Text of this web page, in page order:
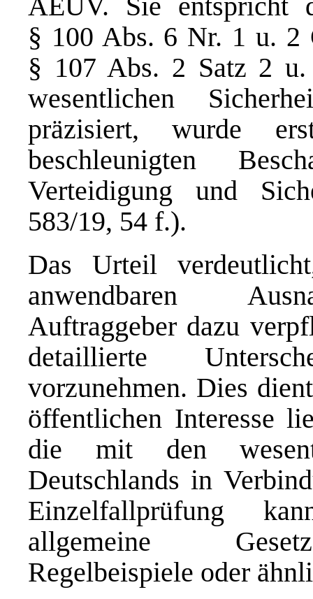
§ 100 Abs. 6 Nr. 1 u. 2
§ 107 Abs. 2 Satz 2
wesentlichen
präzisiert, wurde
beschleunigten
Verteidigung und
583/19, 54 f.).
Das Urteil
anwendbaren
Auftraggeber dazu
detaillierte
vorzunehmen. Dies
öffentlichen Interesse
die mit den
Deutschlands in
Einzelfallprüfung
allgemeine
Regelbeispiele oder